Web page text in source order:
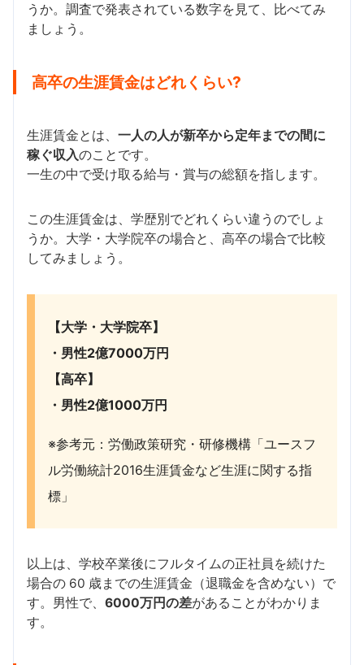
うか。調査で発表されている数字を見て、比べてみ
ましょう。
高卒の生涯賃金はどれくらい?
生涯賃金とは、 一人の人が新卒から定年までの間に
稼ぐ収入のことです。
一生の中で受け取る給与・賞与の総額を指します。
この生涯賃金は、学歴別でどれくらい違うのでしょ
うか。大学・大学院卒の場合と、高卒の場合で比較
してみましょう。
【大学・大学院卒】
・男性2億7000万円
【高卒】
・男性2億1000万円
※参考元：労働政策研究・研修機構「ユースフ
ル労働統計2016生涯賃金など生涯に関する指
標」
以上は、学校卒業後にフルタイムの正社員を続けた
場合の 60 歳までの生涯賃金（退職金を含めない）で
す。男性で、 6000万円の差があることがわかりま
す。